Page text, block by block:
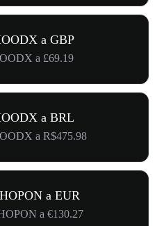
a GBP
a £69.19
a BRL
a R$475.98
a EUR
a €130.27